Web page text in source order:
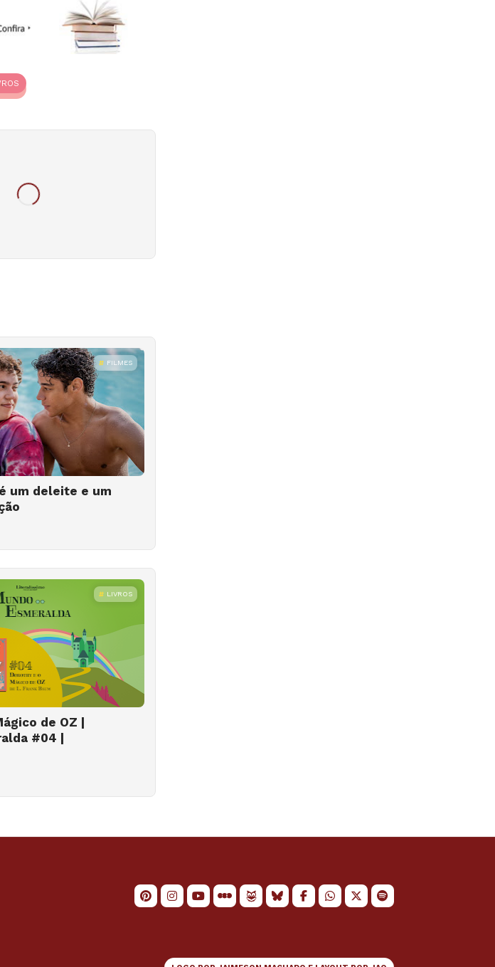
FILMES
um deleite e um
LIVROS
de OZ |
#04 |